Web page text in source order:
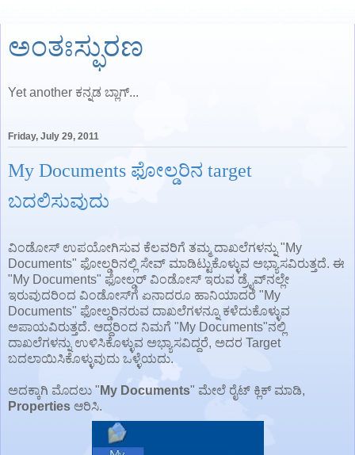
ಅಂತಃಸ್ಫುರಣ
Yet another ಕನ್ನಡ ಬ್ಲಾಗ್...
Friday, July 29, 2011
My Documents ಫೋಲ್ಡರಿನ target
ಬದಲಿಸುವುದು
ವಿಂಡೋಸ್ ಉಪಯೋಗಿಸುವ ಕೆಲವರಿಗೆ ತಮ್ಮ ದಾಖಲೆಗಳನ್ನು "My
Documents" ಫೋಲ್ಡರಿನಲ್ಲಿ ಸೇವ್ ಮಾಡಿಟ್ಟುಕೊಳ್ಳುವ ಅಭ್ಯಾಸವಿರುತ್ತದೆ. ಈ
"My Documents" ಫೋಲ್ಡರ್‍ ವಿಂಡೋಸ್ ಇರುವ ಡ್ರೈವ್‌ನಲ್ಲೇ
ಇರುವುದರಿಂದ ವಿಂಡೋಸ್‌ಗೆ ಏನಾದರೂ ಹಾನಿಯಾದರೆ "My
Documents" ಫೋಲ್ಡರಿನರುವ ದಾಖಲೆಗಳನ್ನೂ ಕಳೆದುಕೊಳ್ಳುವ
ಅಪಾಯವಿರುತ್ತದೆ. ಆದ್ದರಿಂದ ನಿಮಗೆ "My Documents"ನಲ್ಲಿ
ದಾಖಲೆಗಳನ್ನು ಉಳಿಸಿಕೊಳ್ಳುವ ಅಭ್ಯಾಸವಿದ್ದರೆ, ಅದರ Target
ಬದಲಾಯಿಸಿಕೊಳ್ಳುವುದು ಒಳ್ಳೆಯದು.
ಅದಕ್ಕಾಗಿ ಮೊದಲು " My Documents" ಮೇಲೆ ರೈಟ್ ಕ್ಲಿಕ್ ಮಾಡಿ,
Properties ಆರಿಸಿ.